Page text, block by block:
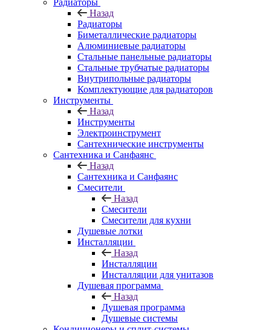
Радиаторы
Назад
Радиаторы
Биметаллические радиаторы
Алюминиевые радиаторы
Стальные панельные радиаторы
Стальные трубчатые радиаторы
Внутрипольные радиаторы
Комплектующие для радиаторов
Инструменты
Назад
Инструменты
Электроинструмент
Сантехнические инструменты
Сантехника и Санфаянс
Назад
Сантехника и Санфаянс
Смесители
Назад
Смесители
Смесители для кухни
Душевые лотки
Инсталляции
Назад
Инсталляции
Инсталляции для унитазов
Душевая программа
Назад
Душевая программа
Душевые системы